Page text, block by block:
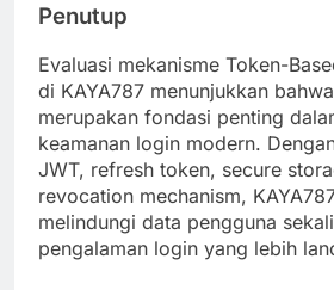
Penutup
Evaluasi mekanisme Token-
di KAYA787 menunjukkan
merupakan fondasi penting
keamanan login modern.
JWT, refresh token, secure
revocation mechanism,
melindungi data pengguna
pengalaman login yang lebih